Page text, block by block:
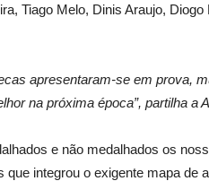
Tiago Melo, Dinis Araujo,
apresentaram-se em prova,
na próxima época”, partilha a
e não medalhados os
que integrou o exigente mapa de